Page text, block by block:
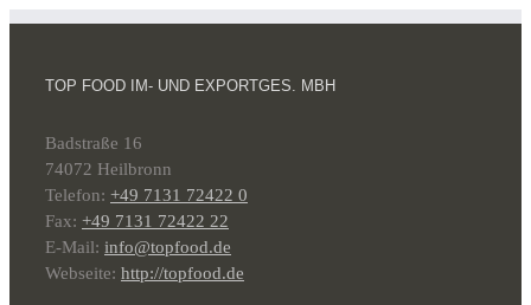
TOP FOOD IM- UND EXPORTGES. MBH
Badstraße 16
74072 Heilbronn
Telefon: +49 7131 72422 0
Fax: +49 7131 72422 22
E-Mail: info@topfood.de
Webseite: http://topfood.de